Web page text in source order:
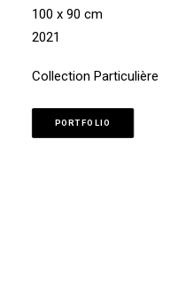
100 x 90 cm
2021
Collection Particulière
PORTFOLIO